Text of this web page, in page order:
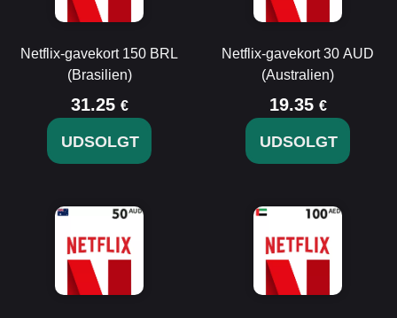
Netflix-gavekort 150 BRL
(Brasilien)
31.25 €
UDSOLGT
Netflix-gavekort 30 AUD
(Australien)
19.35 €
UDSOLGT